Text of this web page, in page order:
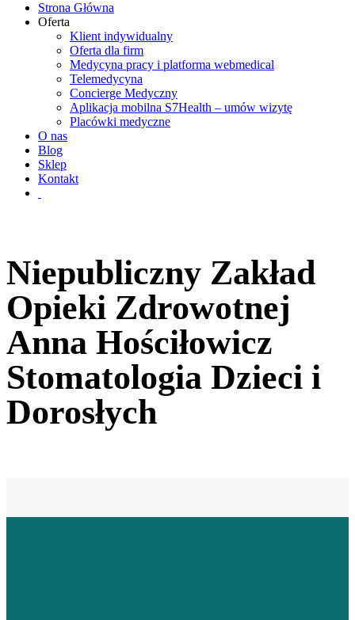
Strona Główna
Oferta
Klient indywidualny
Oferta dla firm
Medycyna pracy i platforma webmedical
Telemedycyna
Concierge Medyczny
Aplikacja mobilna S7Health – umów wizytę
Placówki medyczne
O nas
Blog
Sklep
Kontakt
Niepubliczny Zakład
Opieki Zdrowotnej
Anna Hościłowicz
Stomatologia Dzieci i
Dorosłych